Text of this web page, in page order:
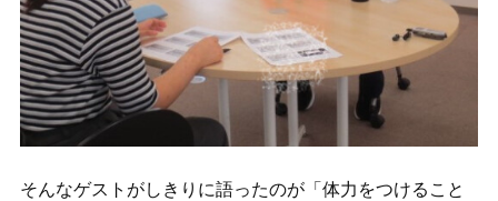
そんなゲストがしきりに語ったのが「体力をつけること